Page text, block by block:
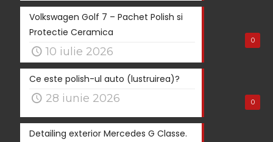
0
Volkswagen Golf 7 – Pachet Polish si
Protectie Ceramica
10 iulie 2026
0
Ce este polish-ul auto (lustruirea)?
28 iunie 2026
Detailing exterior Mercedes G Classe.